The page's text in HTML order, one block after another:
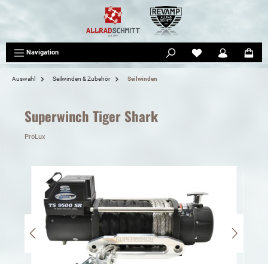
Navigation
Auswahl Seilwinden & Zubehör Seilwinden
Superwinch Tiger Shark
ProLux